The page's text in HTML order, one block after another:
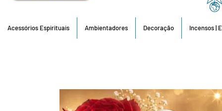
Acessórios Espirituais Ambientadores Decoração Incensos |